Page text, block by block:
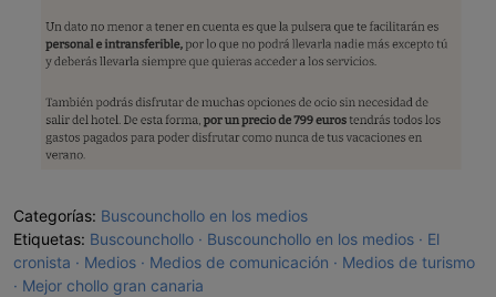
Categorías: Buscounchollo en los medios
Etiquetas: Buscounchollo Buscounchollo en los medios
El
cronista
Medios Medios de comunicación
Medios de turismo
Mejor chollo gran canaria